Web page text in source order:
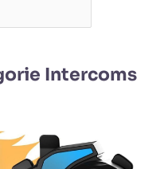
Intercoms